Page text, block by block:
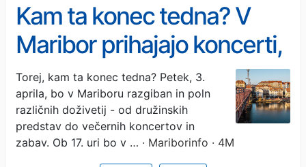
Kam ta konec tedna? V
Maribor prihajajo koncerti,
predstave in velikonočno
obarvani večeri
Torej, kam ta konec tedna? Petek, 3.
aprila, bo v Mariboru razgiban in poln
različnih doživetij - od družinskih
predstav do večernih koncertov in
zabav. Ob 17. uri bo v … · Mariborinfo · 4M